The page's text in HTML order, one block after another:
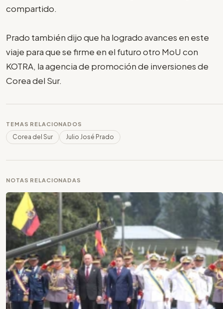
compartido.
Prado también dijo que ha logrado avances en este
viaje para que se firme en el futuro otro MoU con
KOTRA, la agencia de promoción de inversiones de
Corea del Sur.
TEMAS RELACIONADOS
Corea del Sur Julio José Prado
NOTAS RELACIONADAS